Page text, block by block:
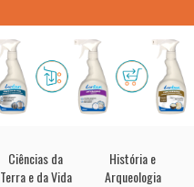
Ciências da
Terra e da Vida
História e
Arqueologia